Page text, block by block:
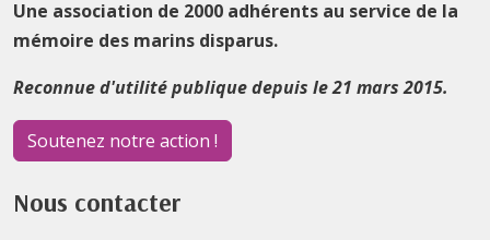
Une association de 2000 adhérents au service de la
mémoire des marins disparus.
Reconnue d'utilité publique depuis le 21 mars 2015.
Soutenez notre action !
Nous contacter